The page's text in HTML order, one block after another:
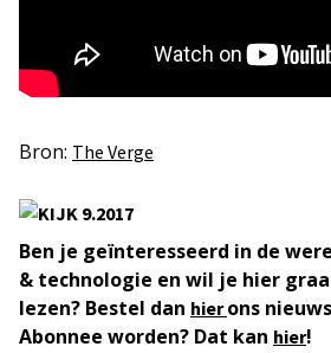
Bron: The Verge
Ben je geïnteresseerd in de
& technologie en wil je hier
lezen? Bestel dan hierons
Abonnee worden? Dat kan hier!